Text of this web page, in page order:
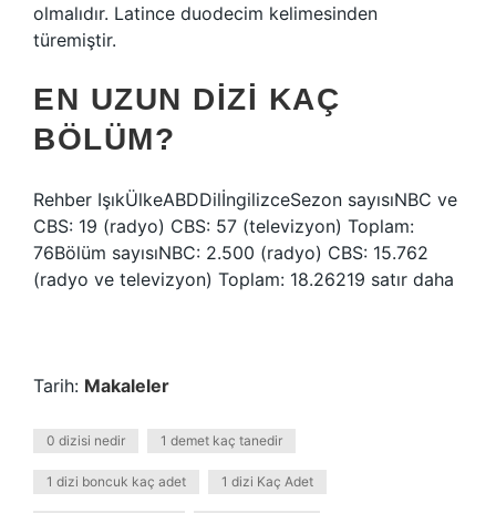
olmalıdır. Latince duodecim kelimesinden
türemiştir.
EN UZUN DIZI KAÇ
BÖLÜM?
Rehber IşıkÜlkeABDDilİngilizceSezon sayısıNBC ve
CBS: 19 (radyo) CBS: 57 (televizyon) Toplam:
76Bölüm sayısıNBC: 2.500 (radyo) CBS: 15.762
(radyo ve televizyon) Toplam: 18.26219 satır daha
Tarih: Makaleler
0 dizisi nedir 1 demet kaç tanedir
1 dizi boncuk kaç adet 1 dizi Kaç Adet